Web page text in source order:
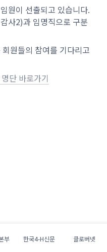
원이 선출되고 있습니다.
사2)과 임명직으로 구분
원들의 참여를 기다리고
단 바로가기
부 한국4-H신문 클로버넷